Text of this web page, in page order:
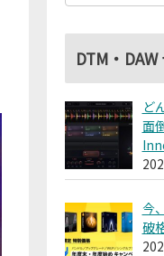
DTM・
ど
面
今
破